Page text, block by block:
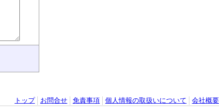
会社概要
個人情報の取扱いについて
免責事項
お問合せ
トップ